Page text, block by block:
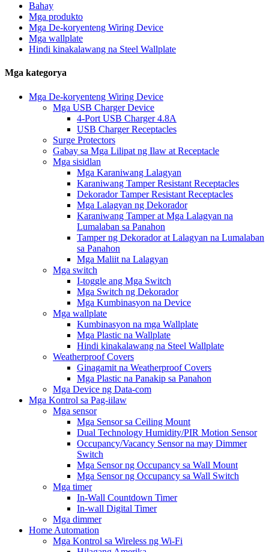
Bahay
Mga produkto
Mga De-koryenteng Wiring Device
Mga wallplate
Hindi kinakalawang na Steel Wallplate
Mga kategorya
Mga De-koryenteng Wiring Device
Mga USB Charger Device
4-Port USB Charger 4.8A
USB Charger Receptacles
Surge Protectors
Gabay sa Mga Lilipat ng Ilaw at Receptacle
Mga sisidlan
Mga Karaniwang Lalagyan
Karaniwang Tamper Resistant Receptacles
Dekorador Tamper Resistant Receptacles
Mga Lalagyan ng Dekorador
Karaniwang Tamper at Mga Lalagyan na
Lumalaban sa Panahon
Tamper ng Dekorador at Lalagyan na Lumalaban
sa Panahon
Mga Maliit na Lalagyan
Mga switch
I-toggle ang Mga Switch
Mga Switch ng Dekorador
Mga Kumbinasyon na Device
Mga wallplate
Kumbinasyon na mga Wallplate
Mga Plastic na Wallplate
Hindi kinakalawang na Steel Wallplate
Weatherproof Covers
Ginagamit na Weatherproof Covers
Mga Plastic na Panakip sa Panahon
Mga Device ng Data-com
Mga Kontrol sa Pag-iilaw
Mga sensor
Mga Sensor sa Ceiling Mount
Dual Technology Humidity/PIR Motion Sensor
Occupancy/Vacancy Sensor na may Dimmer
Switch
Mga Sensor ng Occupancy sa Wall Mount
Mga Sensor ng Occupancy sa Wall Switch
Mga timer
In-Wall Countdown Timer
In-wall Digital Timer
Mga dimmer
Home Automation
Mga Kontrol sa Wireless ng Wi-Fi